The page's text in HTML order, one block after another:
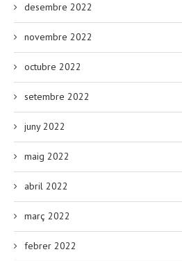
desembre 2022
novembre 2022
octubre 2022
setembre 2022
juny 2022
maig 2022
abril 2022
març 2022
febrer 2022